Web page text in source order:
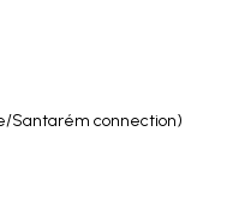
Santarém connection)